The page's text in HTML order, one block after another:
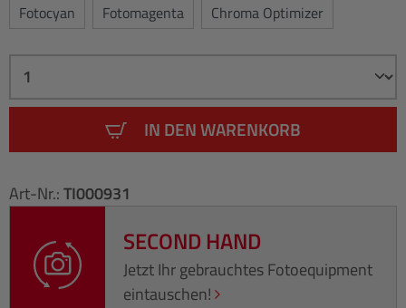
Fotocyan
Fotomagenta Chroma Optimizer
IN DEN WARENKORB
Art-Nr.:TI000931
SECOND HAND
Jetzt Ihr gebrauchtes Fotoequipment
eintauschen!